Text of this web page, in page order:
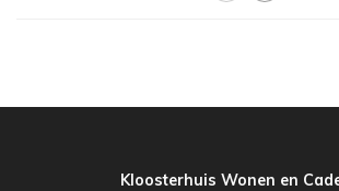
Kloosterhuis Wonen en